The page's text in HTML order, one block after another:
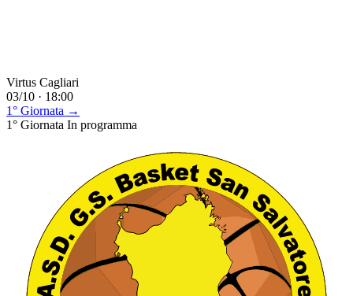
Virtus Cagliari
03/10 · 18:00
1° Giornata →
1° Giornata In programma